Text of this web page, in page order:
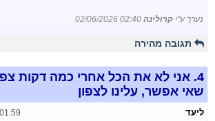
נערך ע"י קרולינה 02/06/2026 02:40
תגובה מהירה
4. אני לא את הכל אחרי כמה דקות
שאי אפשר, עלינו לצפון
ליעד